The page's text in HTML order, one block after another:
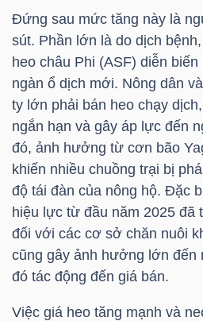
Đứng sau mức tăng này là
sút. Phần lớn là do dịch
heo châu Phi (ASF) diễn
ngàn ổ dịch mới. Nông dân
ty lớn phải bán heo chạy
ngắn hạn và gây áp lực đến
đó, ảnh hưởng từ cơn bão
khiến nhiều chuồng trại bị
độ tái đàn của nông hộ. Đặc
hiệu lực từ đầu năm 2025 đã
đối với các cơ sở chăn nuôi
cũng gây ảnh hưởng lớn đến
đó tác động đến giá bán.
Việc giá heo tăng mạnh và
THẾ
GIỚI
ĐÔNG
DƯƠNG
TÀI
CHÍNH
CÁ
NHÂN